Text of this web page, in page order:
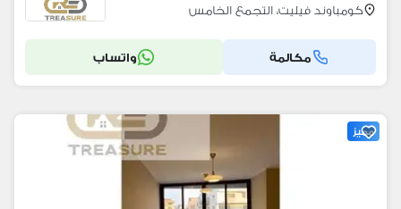
كومباوند فيليت، التجمع الخامس
مكالمة واتساب
مميز